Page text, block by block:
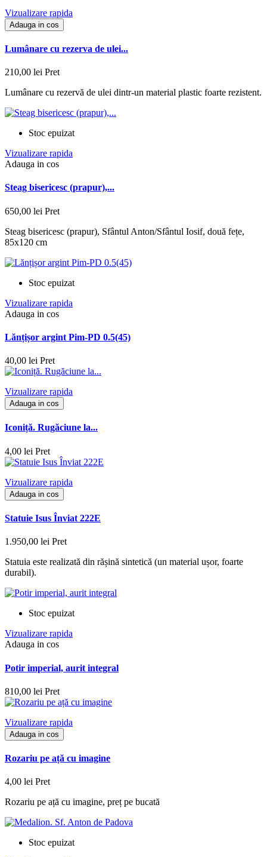
Vizualizare rapida
Adauga in cos
Lumânare cu rezerva de ulei...
210,00 lei Pret
Lumânare cu rezervă de ulei dintr-un material plastic foarte rezistent.
Stoc epuizat
Vizualizare rapida
Adauga in cos
Steag bisericesc (prapur),...
650,00 lei Pret
Steag bisericesc (prapur), Sfântul Anton/Sfântul Iosif, două fețe,
85x120 cm
Stoc epuizat
Vizualizare rapida
Adauga in cos
Lănțișor argint Pim-PD 0.5(45)
40,00 lei Pret
Vizualizare rapida
Adauga in cos
Iconiță. Rugăciune la...
4,00 lei Pret
Vizualizare rapida
Adauga in cos
Statuie Isus Înviat 222E
1.950,00 lei Pret
Statuia este realizată din rășină sintetică (un material ușor, foarte
durabil).
Stoc epuizat
Vizualizare rapida
Adauga in cos
Potir imperial, aurit integral
810,00 lei Pret
Vizualizare rapida
Adauga in cos
Rozariu pe ață cu imagine
4,00 lei Pret
Rozariu pe ață cu imagine, preț pe bucată
Stoc epuizat